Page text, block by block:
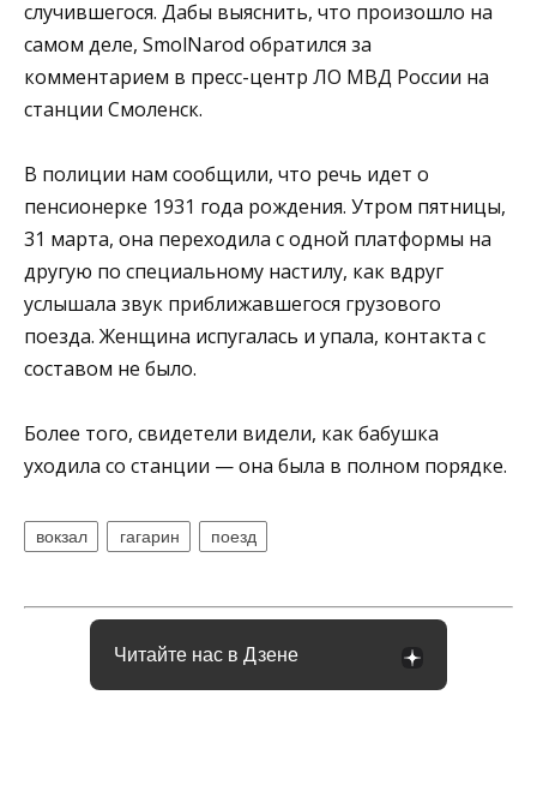
случившегося. Дабы выяснить, что произошло на
самом деле, SmolNarod обратился за
комментарием в пресс-центр ЛО МВД России на
станции Смоленск.
В полиции нам сообщили, что речь идет о
пенсионерке 1931 года рождения. Утром пятницы,
31 марта, она переходила с одной платформы на
другую по специальному настилу, как вдруг
услышала звук приближавшегося грузового
поезда. Женщина испугалась и упала, контакта с
составом не было.
Более того, свидетели видели, как бабушка
уходила со станции — она была в полном порядке.
вокзал гагарин поезд
Читайте нас в Дзене